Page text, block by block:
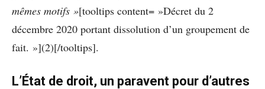
mêmes motifs »[tooltips content= »Décret du 2
décembre 2020 portant dissolution d’un groupement de
fait. »](2)[/tooltips].
L’État de droit, un paravent pour d’autres